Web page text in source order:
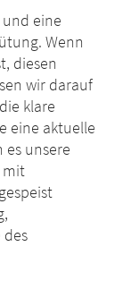
eine
Wenn
diesen
wir darauf
klare
eine aktuelle
unsere
mit